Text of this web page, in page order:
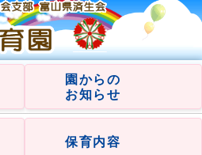
園からの
お知らせ
保育内容